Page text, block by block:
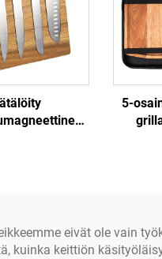
5-
eivät ole vain
kuinka keittiön